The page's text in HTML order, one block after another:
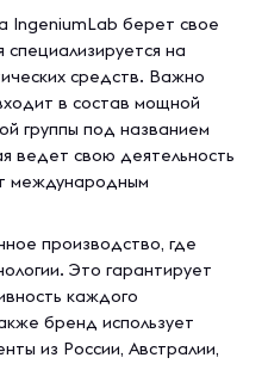
IngeniumLab берет свое
специализируется на
средств. Важно
в состав мощной
группы под названием
ведет свою деятельность
международным
производство, где
Это гарантирует
каждого
бренд использует
из России, Австралии,